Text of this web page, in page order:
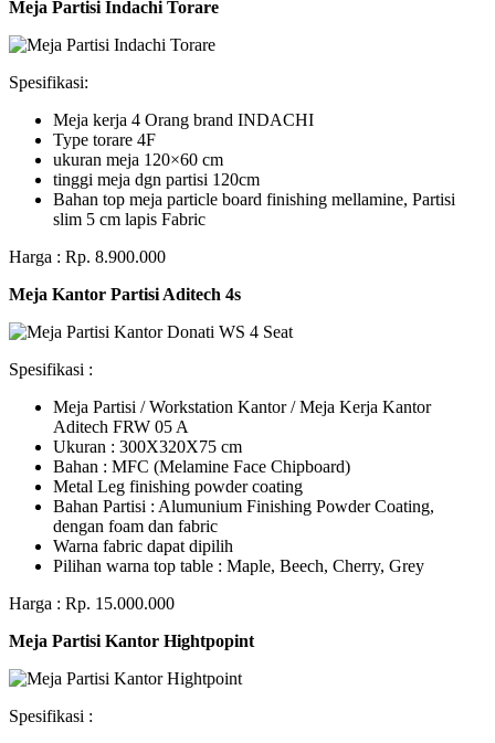
Meja Partisi Indachi Torare
Spesifikasi:
Meja kerja 4 Orang brand INDACHI
Type torare 4F
ukuran meja 120×60 cm
tinggi meja dgn partisi 120cm
Bahan top meja particle board finishing mellamine, Partisi
slim 5 cm lapis Fabric
Harga : Rp. 8.900.000
Meja Kantor Partisi Aditech 4s
Spesifikasi :
Meja Partisi / Workstation Kantor / Meja Kerja Kantor
Aditech FRW 05 A
Ukuran : 300X320X75 cm
Bahan : MFC (Melamine Face Chipboard)
Metal Leg finishing powder coating
Bahan Partisi : Alumunium Finishing Powder Coating,
dengan foam dan fabric
Warna fabric dapat dipilih
Pilihan warna top table : Maple, Beech, Cherry, Grey
Harga : Rp. 15.000.000
Meja Partisi Kantor Hightpopint
Spesifikasi :